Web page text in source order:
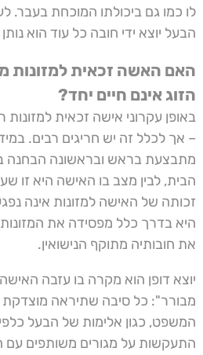
לו כמו גם ביכולתו המוכחת בעבר.
הבעל יוצא ידי חובה כל עוד הוא
האם האשה זכאית למזונות
הזוג אינם חיים יחד?
באופן עקרוני אישה זכאית
– אך לכלל זה יש חריגים רבים.
מתבצעת בראש ובראשונה הבחנה
הבית, לבין מצב בו האישה היא זו
זכותה של האישה למזונות אינה
היא בדרך כלל מפסידה את המזונות
את חובותיה מתוקף הנישואין.
יוצא דופן הוא מקרה בו עזבה
מבורר": כל סיבה שתיראה מוצדקת
המשפט, כגון אלימות של הבעל
התעקשות על מגורים משותפים עם